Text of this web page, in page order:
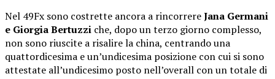
Nel 49Fx sono costrette ancora a rincorrereJana Germani
e Giorgia Bertuzzi che, dopo un terzo giorno complesso,
non sono riuscite a risalire la china, centrando una
quattordicesima e un’undicesima posizione con cui si sono
attestate all’undicesimo posto nell’overall con un totale di